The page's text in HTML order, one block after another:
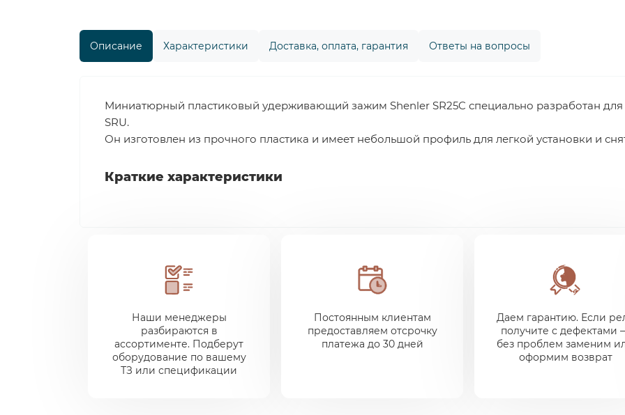
Описание Характеристики Доставка, оплата, гарантия Ответы на вопросы
Миниатюрный пластиковый удерживающий зажим Shenler SR25C специально разработан для
SRU.
Он изготовлен из прочного пластика и имеет небольшой профиль для легкой установки и
Краткие характеристики
Наши менеджеры
разбираются в
ассортименте. Подберут
оборудование по вашему
ТЗ или спецификации
Постоянным клиентам
предоставляем отсрочку
платежа до 30 дней
Даем гарантию. Если
получите с дефектами
без проблем заменим
оформим возврат